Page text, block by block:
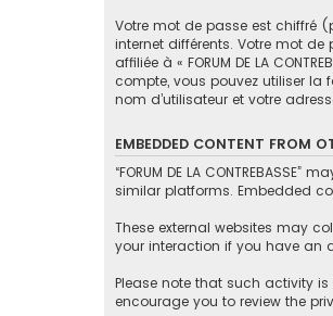
Votre mot de passe est chiffré
internet différents. Votre mot de
affiliée à « FORUM DE LA
compte, vous pouvez utiliser la
nom d’utilisateur et votre
EMBEDDED CONTENT FROM
“FORUM DE LA
similar platforms. Embedded
These external websites may
your interaction if you have an
Please note that such activity is
encourage you to review the